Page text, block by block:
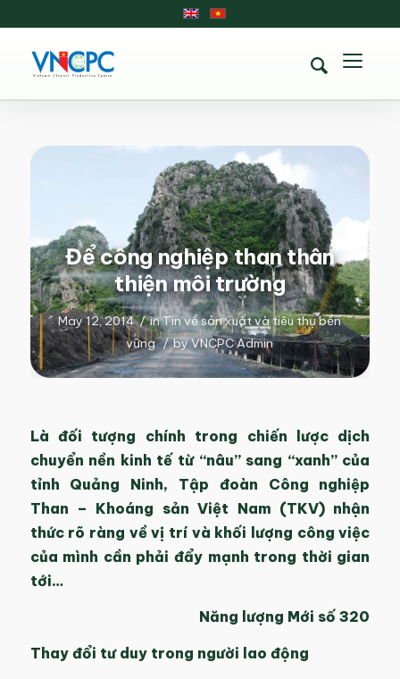
Để công nghiệp than thân
thiện môi trường
May 12, 2014 / inTin về sản xuất và tiêu thụ bền
vững / byVNCPC Admin
Là đối tượng chính trong chiến lược dịch
chuyển nền kinh tế từ “nâu” sang “xanh” của
tỉnh Quảng Ninh, Tập đoàn Công nghiệp
Than – Khoáng sản Việt Nam (TKV) nhận
thức rõ ràng về vị trí và khối lượng công việc
của mình cần phải đẩy mạnh trong thời gian
tới…
Năng lượng Mới số 320
Thay đổi tư duy trong người lao động